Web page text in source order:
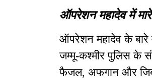
ऑपरेशन महादेव में
ऑपरेशन महादेव के बारे
जम्मू-कश्मीर पुलिस के
फैजल, अफगान और